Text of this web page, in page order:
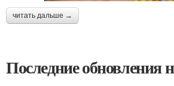
читать дальше →
Последние обновления